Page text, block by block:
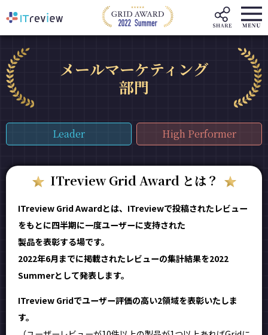
メールマーケティング
部門
Leader High Performer
ITreview Grid Award とは？
ITreview Grid Awardとは、ITreviewで投稿されたレビュー
をもとに四半期に一度ユーザーに支持された
製品を表彰する場です。
2022年6月までに掲載されたレビューの集計結果を2022
Summerとして発表します。
ITreview Gridでユーザー評価の高い2領域を表彰いたしま
す。